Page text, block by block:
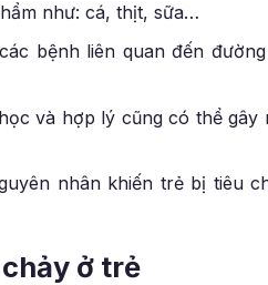
như: cá, thịt, sữa…
bệnh liên quan đến
và hợp lý cũng có thể
nhân khiến trẻ bị tiêu
ở trẻ